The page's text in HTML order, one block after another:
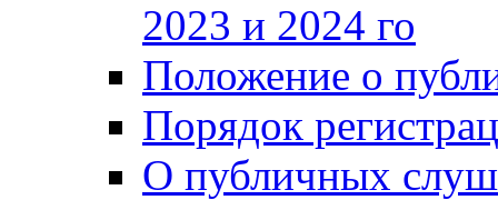
2023 и 2024 го
Положение о
Порядок
О публичных